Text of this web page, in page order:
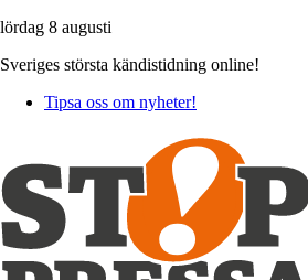
lördag 8 augusti
Sveriges största kändistidning online!
Tipsa oss om nyheter!